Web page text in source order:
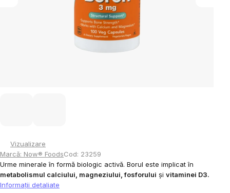
Vizualizare
Marcă: Now® FoodsCod: 23259
Urme minerale în formă biologic activă. Borul este implicat în
metabolismul calciului, magneziului, fosforului și vitaminei D3.
Informaţii detaliate